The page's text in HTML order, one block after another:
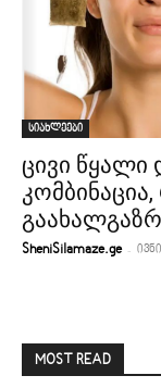
სიახლეები
ცივი წყალი
SheniSilamaze.ge -
MOST READ